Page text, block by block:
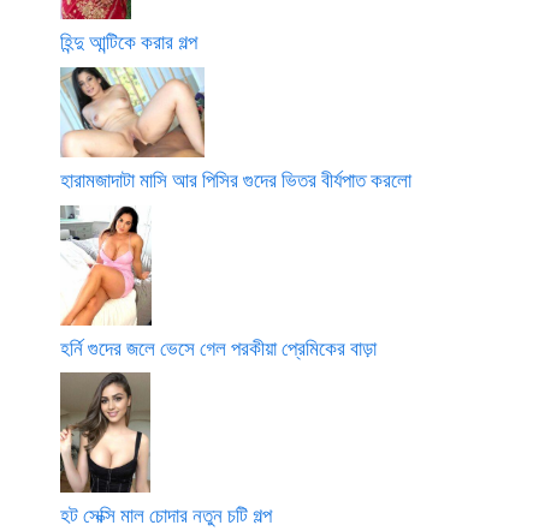
হিন্দু আন্টিকে করার গল্প
হারামজাদাটা মাসি আর পিসির গুদের ভিতর বীর্যপাত করলো
হর্নি গুদের জলে ভেসে গেল পরকীয়া প্রেমিকের বাড়া
হট সেক্সি মাল চোদার নতুন চটি গল্প